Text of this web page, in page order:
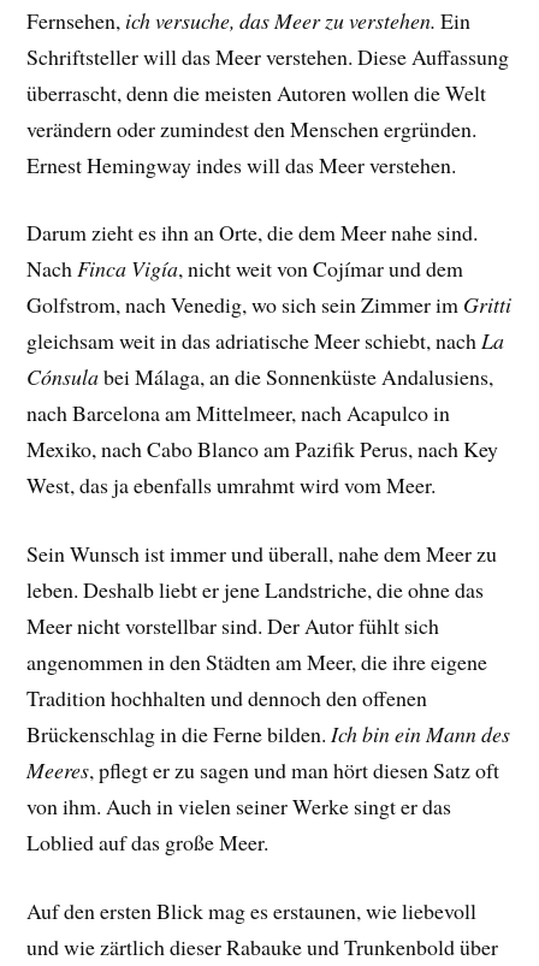
Fernsehen, ich versuche, das Meer zu verstehen.Ein
Schriftsteller will das Meer verstehen. Diese Auffassung
überrascht, denn die meisten Autoren wollen die Welt
verändern oder zumindest den Menschen ergründen.
Ernest Hemingway indes will das Meer verstehen.
Darum zieht es ihn an Orte, die dem Meer nahe sind.
NachFinca Vigía, nicht weit von Cojímar und dem
Golfstrom, nach Venedig, wo sich sein Zimmer im Gritti
gleichsam weit in das adriatische Meer schiebt, nachLa
Cónsulabei Málaga, an die Sonnenküste Andalusiens,
nach Barcelona am Mittelmeer, nach Acapulco in
Mexiko, nach Cabo Blanco am Pazifik Perus, nach Key
West, das ja ebenfalls umrahmt wird vom Meer.
Sein Wunsch ist immer und überall, nahe dem Meer zu
leben. Deshalb liebt er jene Landstriche, die ohne das
Meer nicht vorstellbar sind. Der Autor fühlt sich
angenommen in den Städten am Meer, die ihre eigene
Tradition hochhalten und dennoch den offenen
Brückenschlag in die Ferne bilden.Ich bin ein Mann des
Meeres, pflegt er zu sagen und man hört diesen Satz oft
von ihm. Auch in vielen seiner Werke singt er das
Loblied auf das große Meer.
Auf den ersten Blick mag es erstaunen, wie liebevoll
und wie zärtlich dieser Rabauke und Trunkenbold über